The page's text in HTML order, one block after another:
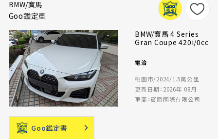
BMW/寶馬
Goo鑑定車
BMW/寶馬 4 Series
Gran Coupe 420i/0cc
電洽
桃園市/2024/1.5萬公里
更新日期：2026年 08月
車商：賓爵國際有限公司
Goo鑑定書